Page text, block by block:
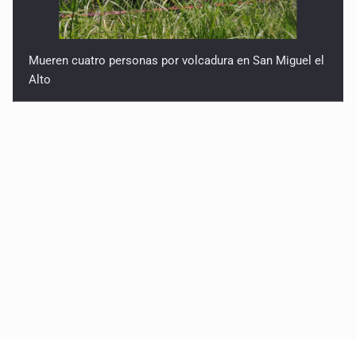
Mueren cuatro personas por volcadura en San Miguel el
Alto